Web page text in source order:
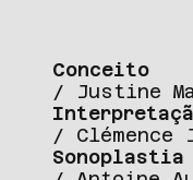
Conceito
/ Justine
/ Clémence
Sonoplastia